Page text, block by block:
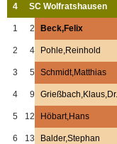
4
SC Wolfratshausen
1 2 Beck,Felix
2 4 Pohle,Reinhold
3 5 Schmidt,Matthias
4 9 Grießbach,Klaus,Dr.
5 12 Höbart,Hans
6 13 Balder,Stephan